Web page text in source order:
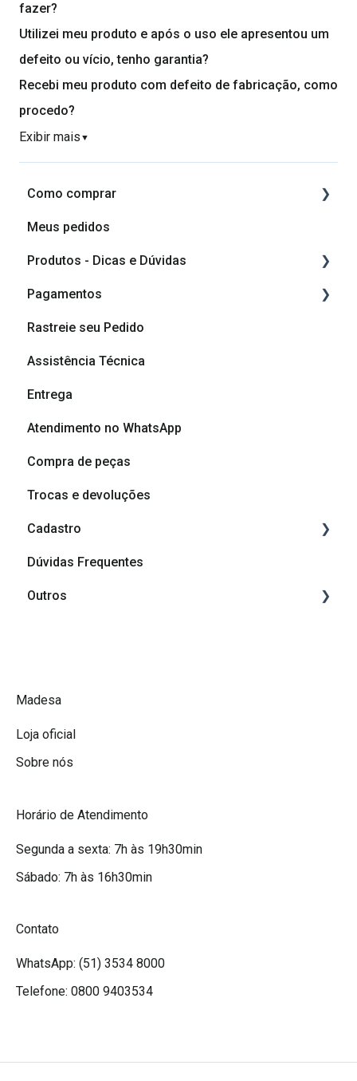
fazer?
Utilizei meu produto e após o uso ele apresentou um
defeito ou vício, tenho garantia?
Recebi meu produto com defeito de fabricação, como
procedo?
Exibir mais ▼
Como comprar
Como comprar
Como planejar o meu móvel
Meus pedidos
Produtos - Dicas e Dúvidas
Componentes do produto
Vídeos de montagem
Vídeos de Dicas de Montagem
Dicas e cuidados com seu móvel
Dúvidas sobre produtos
Pagamentos
Cashback
Formas de pagamento
Rastreie seu Pedido
Assistência Técnica
Entrega
Atendimento no WhatsApp
Compra de peças
Trocas e devoluções
Cadastro
Cadastro
Afiliação Madesa
Dúvidas Frequentes
Outros
A Madesa
Madesa
Loja oficial
Sobre nós
Horário de Atendimento
Segunda a sexta: 7h às 19h30min
Sábado: 7h às 16h30min
Contato
WhatsApp: (51) 3534 8000
Telefone: 0800 9403534